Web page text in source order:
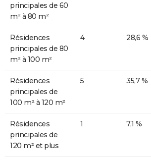
principales de 60
m² à 80 m²
Résidences
principales de 80
m² à 100 m²
4 28,6 %
Résidences
principales de
100 m² à 120 m²
5 35,7 %
Résidences
principales de
120 m² et plus
1 7,1 %